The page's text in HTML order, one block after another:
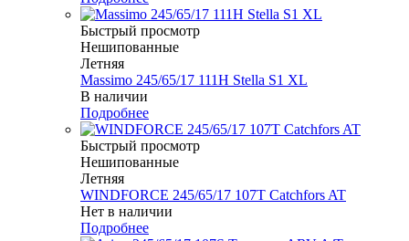
Быстрый просмотр
Нешипованные
Летняя
Massimo 245/65/17 111H Stella S1 XL
В наличии
Подробнее
Быстрый просмотр
Нешипованные
Летняя
WINDFORCE 245/65/17 107T Catchfors AT
Нет в наличии
Подробнее